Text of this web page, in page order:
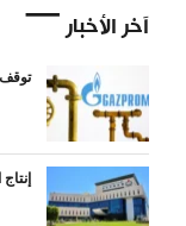
آخر الأخبار
توقف